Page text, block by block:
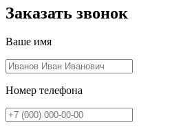
Заказать звонок
Ваше имя
Номер телефона